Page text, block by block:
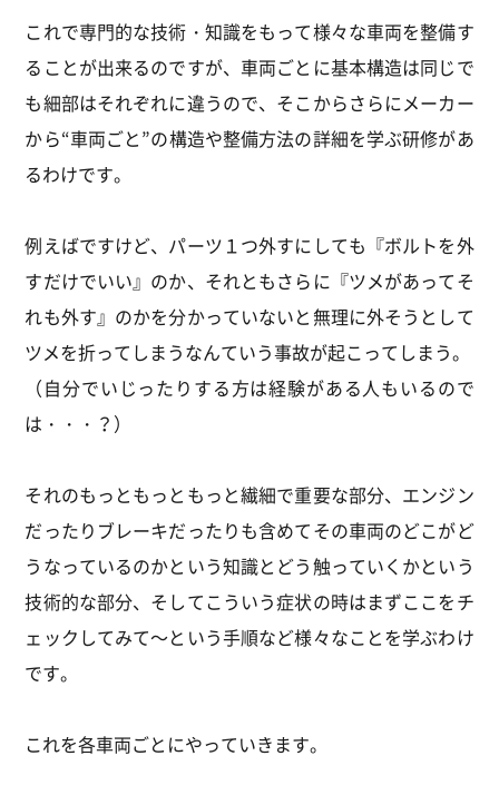
これで専門的な技術・知識をもって様々な車両を整備す
ることが出来るのですが、車両ごとに基本構造は同じで
も細部はそれぞれに違うので、そこからさらにメーカー
から“車両ごと”の構造や整備方法の詳細を学ぶ研修があ
るわけです。
例えばですけど、パーツ１つ外すにしても『ボルトを外
すだけでいい』のか、それともさらに『ツメがあってそ
れも外す』のかを分かっていないと無理に外そうとして
ツメを折ってしまうなんていう事故が起こってしまう。
（自分でいじったりする方は経験がある人もいるので
は・・・？）
それのもっともっともっと繊細で重要な部分、エンジン
だったりブレーキだったりも含めてその車両のどこがど
うなっているのかという知識とどう触っていくかという
技術的な部分、そしてこういう症状の時はまずここをチ
ェックしてみて～という手順など様々なことを学ぶわけ
です。
これを各車両ごとにやっていきます。